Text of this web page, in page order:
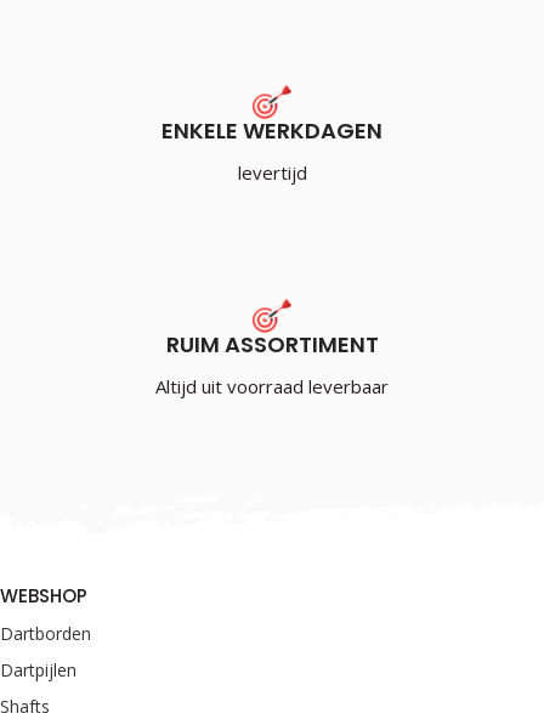
ENKELE WERKDAGEN
levertijd
RUIM ASSORTIMENT
Altijd uit voorraad leverbaar
WEBSHOP
Dartborden
Dartpijlen
Shafts